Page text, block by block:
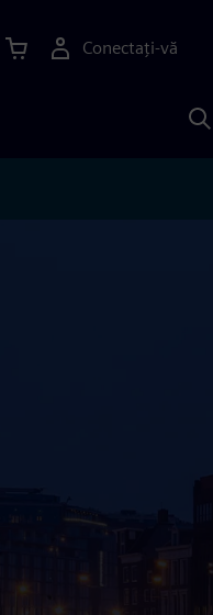
Conectați-vă